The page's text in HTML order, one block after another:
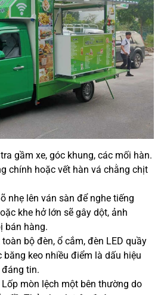
gầm xe, góc khung, các mối hàn.
chính hoặc vết hàn vá chằng chịt
nhẹ lên ván sàn để nghe tiếng
khe hở lớn sẽ gây dột, ảnh
bán hàng.
toàn bộ đèn, ổ cắm, đèn LED quầy
băng keo nhiều điểm là dấu hiệu
tin.
Lốp mòn lệch một bên thường do